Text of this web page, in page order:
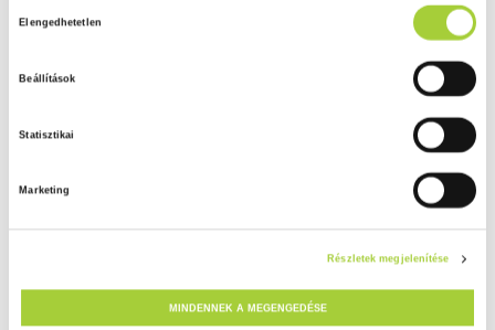
Elengedhetetlen
Beállítások
Statisztikai
Marketing
Részletek megjelenítése
MINDENNEK A MEGENGEDÉSE
aBeaphar
nyakörv
leginformatívabbnak. Az interneten vásárolt három nyakörv
mellékeltek a másik kettőnél angol nyelvű tájékoztatást
A fizikai jellemzőknél fontos szempont volt, hogy a
nyakörv felrakása könnyű-e, csatja mennyire erős, anyagát
tekintve milyen minőségű a nyakörv. Az irtók közül